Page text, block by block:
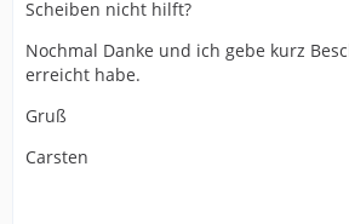
Scheiben nicht hilft?
Nochmal Danke und ich gebe kurz
erreicht habe.
Gruß
Carsten